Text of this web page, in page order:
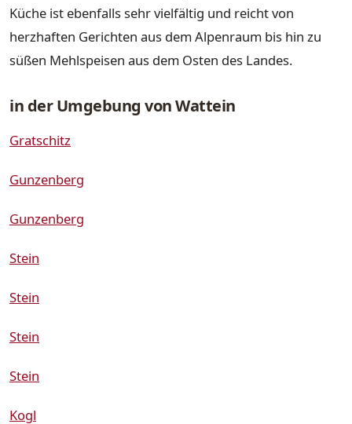
Küche ist ebenfalls sehr vielfältig und reicht von
herzhaften Gerichten aus dem Alpenraum bis hin zu
süßen Mehlspeisen aus dem Osten des Landes.
in der Umgebung von Wattein
Gratschitz
Gunzenberg
Gunzenberg
Stein
Stein
Stein
Stein
Kogl